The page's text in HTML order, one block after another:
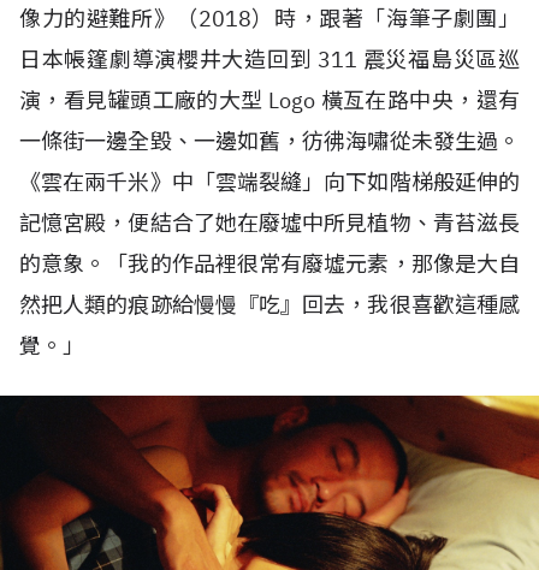
像力的避難所》（2018）時，跟著「海筆子劇團」
日本帳篷劇導演櫻井大造回到 311 震災福島災區巡
演，看見罐頭工廠的大型 Logo 橫亙在路中央，還有
一條街一邊全毀、一邊如舊，彷彿海嘯從未發生過。
《雲在兩千米》中「雲端裂縫」向下如階梯般延伸的
記憶宮殿，便結合了她在廢墟中所見植物、青苔滋長
的意象。「我的作品裡很常有廢墟元素，那像是大自
然把人類的痕跡給慢慢『吃』回去，我很喜歡這種感
覺。」